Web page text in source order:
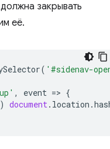
закрывать
её.
( '#sidenav-
, event => {
) document. location .